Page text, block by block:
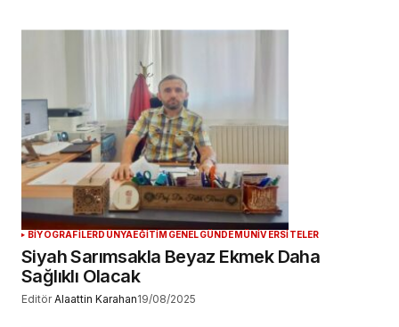
BİYOGRAFİLERDÜNYAEĞİTİM GENELGÜNDEM ÜNİVERSİTELER
Siyah Sarımsakla Beyaz Ekmek Daha
Sağlıklı Olacak
Editör Alaattin Karahan19/08/2025